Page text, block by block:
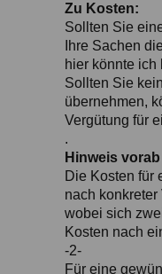
Zu Kosten:
Sollten Sie
Ihre Sachen
hier könnte
Sollten Sie
übernehmen,
Vergütung für
.
Hinweis
Die Kosten für
nach
wobei sich
Kosten nach
-2-
Für eine